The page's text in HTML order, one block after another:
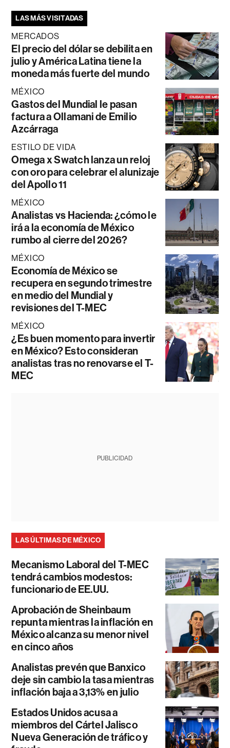
LAS MÁS VISITADAS
MERCADOS
El precio del dólar se debilita en
julio y América Latina tiene la
moneda más fuerte del mundo
MÉXICO
Gastos del Mundial le pasan
factura a Ollamani de Emilio
Azcárraga
ESTILO DE VIDA
Omega x Swatch lanza un reloj
con oro para celebrar el alunizaje
del Apollo 11
MÉXICO
Analistas vs Hacienda: ¿cómo le
irá a la economía de México
rumbo al cierre del 2026?
MÉXICO
Economía de México se
recupera en segundo trimestre
en medio del Mundial y
revisiones del T-MEC
MÉXICO
¿Es buen momento para invertir
en México? Esto consideran
analistas tras no renovarse el T-
MEC
PUBLICIDAD
LAS ÚLTIMAS DE MÉXICO
Mecanismo Laboral del T-MEC
tendrá cambios modestos:
funcionario de EE.UU.
Aprobación de Sheinbaum
repunta mientras la inflación en
México alcanza su menor nivel
en cinco años
Analistas prevén que Banxico
deje sin cambio la tasa mientras
inflación baja a 3,13% en julio
Estados Unidos acusa a
miembros del Cártel Jalisco
Nueva Generación de tráfico y